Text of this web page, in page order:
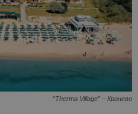
“Therma Village” – Кранево